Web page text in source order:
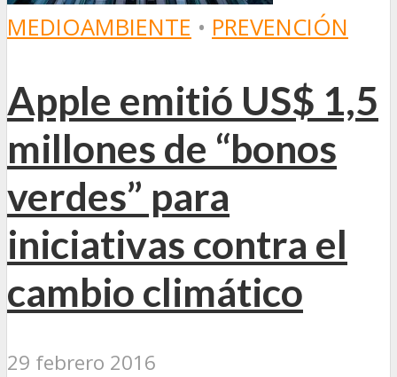
MEDIOAMBIENTE • PREVENCIÓN
Apple emitió US$ 1,5
millones de “bonos
verdes” para
iniciativas contra el
cambio climático
29 febrero 2016